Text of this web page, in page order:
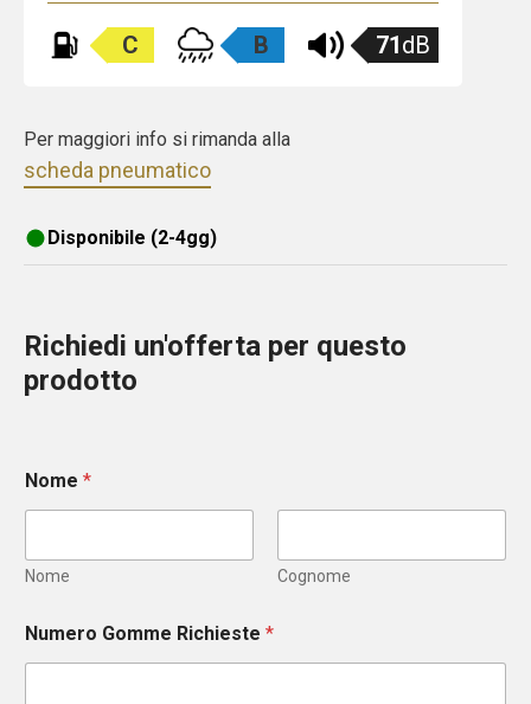
C B 71dB
Per maggiori info si rimanda alla
scheda pneumatico
Disponibile (2-4gg)
Richiedi un'offerta per questo
prodotto
Nome *
Nome Cognome
Numero Gomme Richieste *